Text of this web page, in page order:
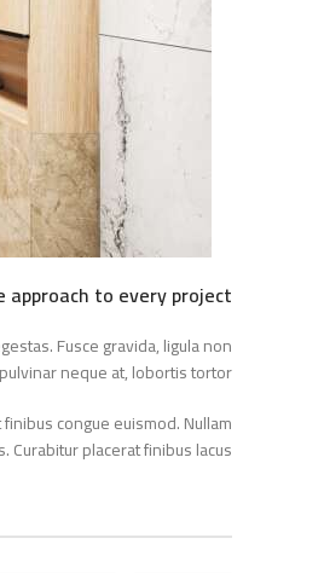
approach to every project
Fusce gravida, ligula non
neque at, lobortis tortor.
congue euismod. Nullam
Curabitur placerat finibus lacus.